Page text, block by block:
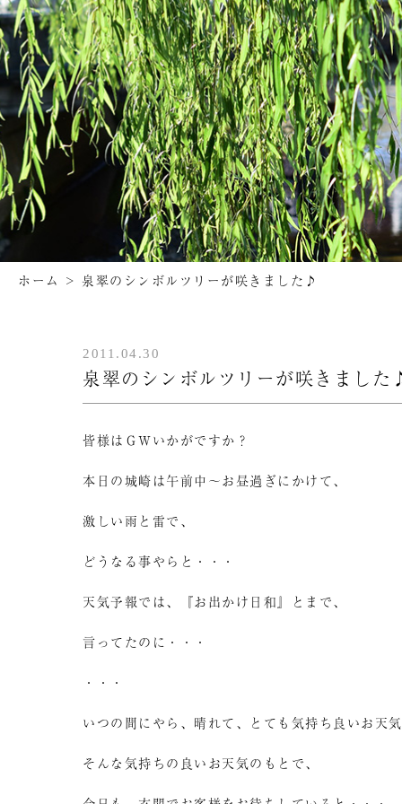
ホーム > 泉翠のシンボルツリーが咲きました♪
2011.04.30
泉翠のシンボルツリーが咲きまし
皆様はＧＷいかがですか？
本日の城崎は午前中～お昼過ぎにかけて、
激しい雨と雷で、
どうなる事やらと・・・
天気予報では、『お出かけ日和』とまで、
言ってたのに・・・
・・・
いつの間にやら、晴れて、とても気持ち良いお天
そんな気持ちの良いお天気のもとで、